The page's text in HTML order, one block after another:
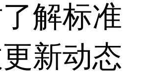
解标准
新动态